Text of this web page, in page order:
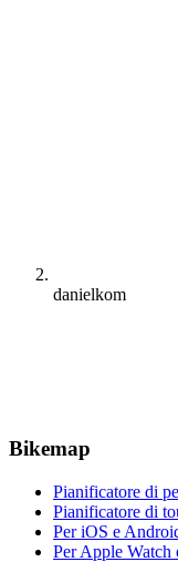
danielkom
Bikemap
Pianificatore di
Pianificatore di
Per iOS e
Per Apple Watch